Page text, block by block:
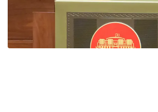
Bộ Chuẩn mực Đạo đức nghề nghiệp